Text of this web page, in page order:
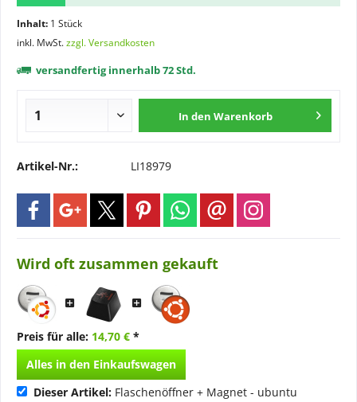
Inhalt: 1 Stück
inkl. MwSt.zzgl. Versandkosten
versandfertig innerhalb 72 Std.
In den Warenkorb
Artikel-Nr.: LI18979
Wird oft zusammen gekauft
Preis für alle: 14,70 € *
Alles in den Einkaufswagen
Dieser Artikel: Flaschenöffner + Magnet - ubuntu